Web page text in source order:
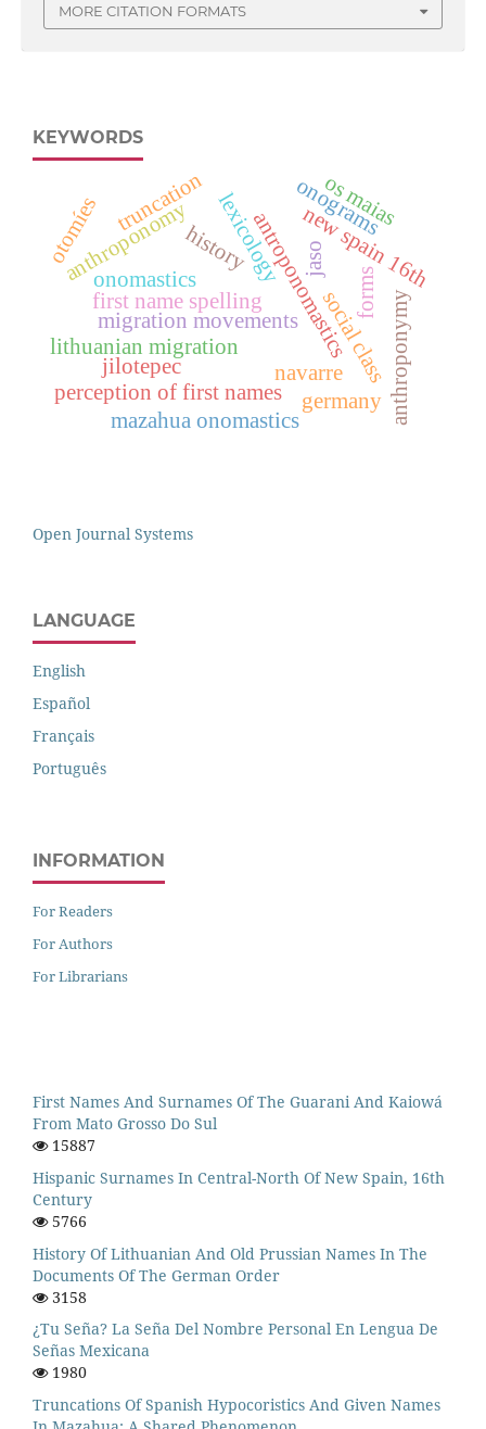
MORE CITATION FORMATS
KEYWORDS
lexicology
onomastics antroponomastics
lithuanian migration
navarre
jaso
migration movements
new spain 16th
social class
first name spelling
anthroponomy
perception of first names
onograms
germany
history
anthroponymy
jilotepec
otomíes
mazahua onomastics
truncation os maias
forms
Open Journal Systems
LANGUAGE
English
Español
Français
Português
INFORMATION
For Readers
For Authors
For Librarians
First Names And Surnames Of The Guarani And Kaiowá
From Mato Grosso Do Sul
15887
Hispanic Surnames In Central-North Of New Spain, 16th
Century
5766
History Of Lithuanian And Old Prussian Names In The
Documents Of The German Order
3158
¿Tu Seña? La Seña Del Nombre Personal En Lengua De
Señas Mexicana
1980
Truncations Of Spanish Hypocoristics And Given Names